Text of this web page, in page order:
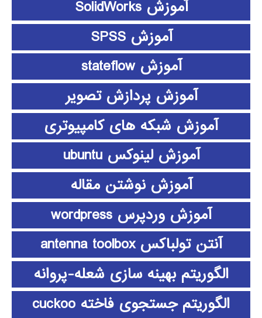
آموزش SolidWorks
آموزش SPSS
آموزش stateflow
آموزش پردازش تصویر
آموزش شبکه های کامپیوتری
آموزش لینوکس ubuntu
آموزش نوشتن مقاله
آموزش وردپرس wordpress
آنتن تولباکس antenna toolbox
الگوریتم بهینه سازی شعله-پروانه
الگوریتم جستجوی فاخته cuckoo